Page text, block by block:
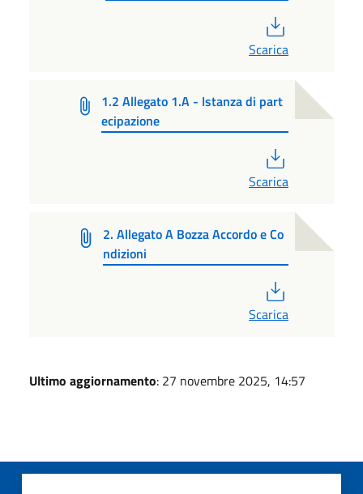
Scarica
1.2 Allegato 1.A - Istanza di part
ecipazione
Scarica
2. Allegato A Bozza Accordo e Co
ndizioni
Scarica
Ultimo aggiornamento: 27 novembre 2025, 14:57